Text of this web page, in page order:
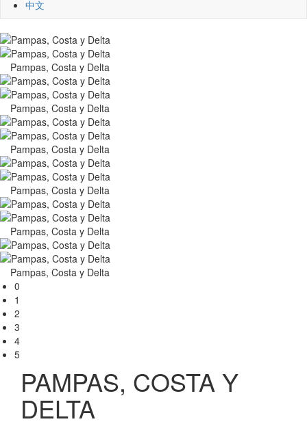
中文
Pampas, Costa y Delta
Pampas, Costa y Delta
Pampas, Costa y Delta
Pampas, Costa y Delta
Pampas, Costa y Delta
Pampas, Costa y Delta
0
1
2
3
4
5
PAMPAS, COSTA Y
DELTA